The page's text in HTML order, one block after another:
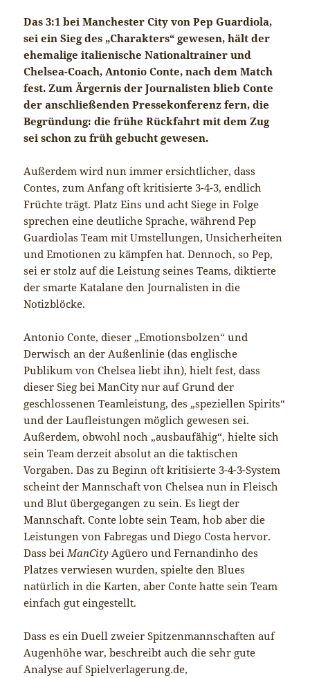
Das 3:1 bei Manchester City von Pep Guardiola,
sei ein Sieg des „Charakters“ gewesen, hält der
ehemalige italienische Nationaltrainer und
Chelsea-Coach, Antonio Conte, nach dem Match
fest. Zum Ärgernis der Journalisten blieb Conte
der anschließenden Pressekonferenz fern, die
Begründung: die frühe Rückfahrt mit dem Zug
sei schon zu früh gebucht gewesen.
Außerdem wird nun immer ersichtlicher, dass
Contes, zum Anfang oft kritisierte 3-4-3, endlich
Früchte trägt. Platz Eins und acht Siege in Folge
sprechen eine deutliche Sprache, während Pep
Guardiolas Team mit Umstellungen, Unsicherheiten
und Emotionen zu kämpfen hat. Dennoch, so Pep,
sei er stolz auf die Leistung seines Teams, diktierte
der smarte Katalane den Journalisten in die
Notizblöcke.
Antonio Conte, dieser „Emotionsbolzen“ und
Derwisch an der Außenlinie (das englische
Publikum von Chelsea liebt ihn), hielt fest, dass
dieser Sieg bei ManCity nur auf Grund der
geschlossenen Teamleistung, des „speziellen Spirits“
und der Laufleistungen möglich gewesen sei.
Außerdem, obwohl noch „ausbaufähig“, hielte sich
sein Team derzeit absolut an die taktischen
Vorgaben. Das zu Beginn oft kritisierte 3-4-3-System
scheint der Mannschaft von Chelsea nun in Fleisch
und Blut übergegangen zu sein. Es liegt der
Mannschaft. Conte lobte sein Team, hob aber die
Leistungen von Fabregas und Diego Costa hervor.
Dass beiManCityAgüero und Fernandinho des
Platzes verwiesen wurden, spielte den Blues
natürlich in die Karten, aber Conte hatte sein Team
einfach gut eingestellt.
Dass es ein Duell zweier Spitzenmannschaften auf
Augenhöhe war, beschreibt auch die sehr gute
Analyse auf Spielverlagerung.de,